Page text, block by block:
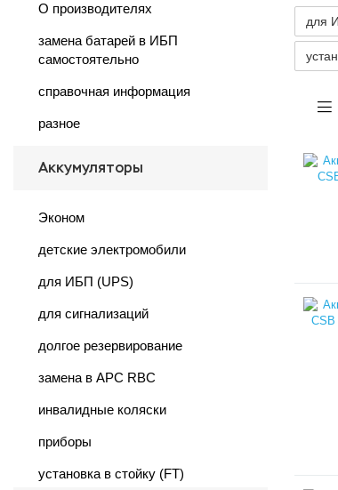
О производителях
замена батарей в ИБП
самостоятельно
справочная информация
разное
Аккумуляторы
Эконом
детские электромобили
для ИБП (UPS)
для сигнализаций
долгое резервирование
замена в APC RBC
инвалидные коляски
приборы
установка в стойку (FT)
для